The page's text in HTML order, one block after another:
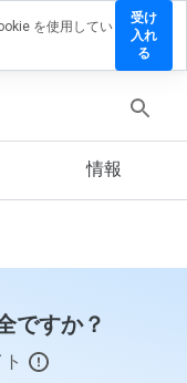
情報
すか？
を使用してい
受け
入れ
る